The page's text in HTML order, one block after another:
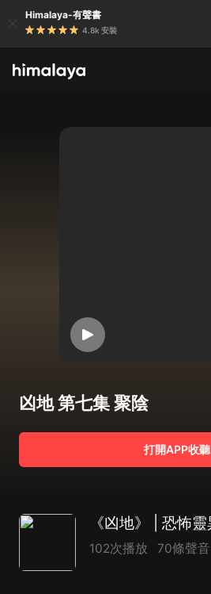
Himalaya-有聲書
4.8k 安裝
凶地 第七集 聚陰
打開APP收聽
102次播放 70條聲音